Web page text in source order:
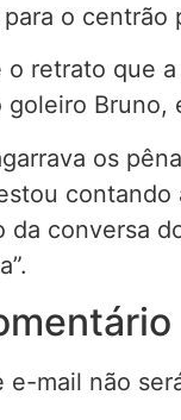
o centrão
o retrato que
goleiro
os
da conversa
e-mail não